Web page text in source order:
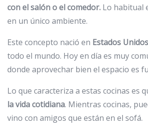
con el salón o el comedor. Lo habitual
en un único ambiente.
Este concepto nació en Estados Unidos
todo el mundo. Hoy en día es muy
donde aprovechar bien el espacio es
Lo que caracteriza a estas cocinas es
la vida cotidiana. Mientras cocinas,
vino con amigos que están en el sofá.